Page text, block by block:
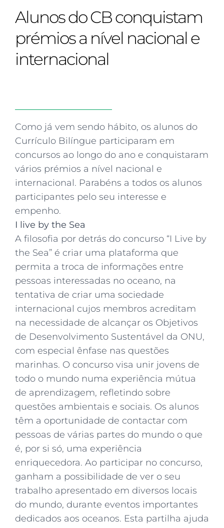
Join our team
Term dates
The Arts
Transport
Uniform
Wellbeing
Life in the Prep School
Clubs & societies
Wellbeing & support
Overview
Curriculum
IB Diploma & CP
Enrichment
Clubs & societies
Bilingual
Curriculum
Wellbeing & support
Trabalho interdisciplinar
Alunos do CB conquistam
prémios a nível nacional e
internacional
Como já vem sendo hábito, os alunos do
Currículo Bilíngue participaram em
concursos ao longo do ano e conquistaram
vários prémios a nível nacional e
internacional. Parabéns a todos os alunos
participantes pelo seu interesse e
empenho.
I live by the Sea
A filosofia por detrás do concurso “I Live by
the Sea” é criar uma plataforma que
permita a troca de informações entre
pessoas interessadas no oceano, na
tentativa de criar uma sociedade
internacional cujos membros acreditam
na necessidade de alcançar os Objetivos
de Desenvolvimento Sustentável da ONU,
com especial ênfase nas questões
marinhas. O concurso visa unir jovens de
todo o mundo numa experiência mútua
de aprendizagem, refletindo sobre
questões ambientais e sociais. Os alunos
têm a oportunidade de contactar com
pessoas de várias partes do mundo o que
é, por si só, uma experiência
enriquecedora. Ao participar no concurso,
ganham a possibilidade de ver o seu
trabalho apresentado em diversos locais
do mundo, durante eventos importantes
dedicados aos oceanos. Esta partilha ajuda